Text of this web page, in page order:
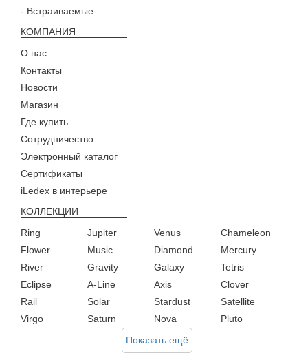
- Встраиваемые
КОМПАНИЯ
О нас
Контакты
Новости
Магазин
Где купить
Сотрудничество
Электронный каталог
Сертификаты
iLedex в интерьере
КОЛЛЕКЦИИ
Ring
Flower
Jupiter
Music
Venus
Diamond
Chameleon
Mercury
River
Eclipse
Gravity
A-Line
Galaxy
Axis
Tetris
Clover
Rail
Virgo
Solar
Saturn
Stardust
Nova
Satellite
Pluto
Показать ещё